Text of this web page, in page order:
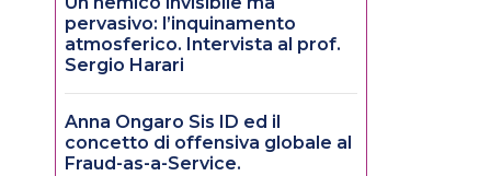
pervasivo: l’inquinamento
atmosferico. Intervista al prof.
Sergio Harari
Anna Ongaro Sis ID ed il
concetto di offensiva globale al
Fraud-as-a-Service.